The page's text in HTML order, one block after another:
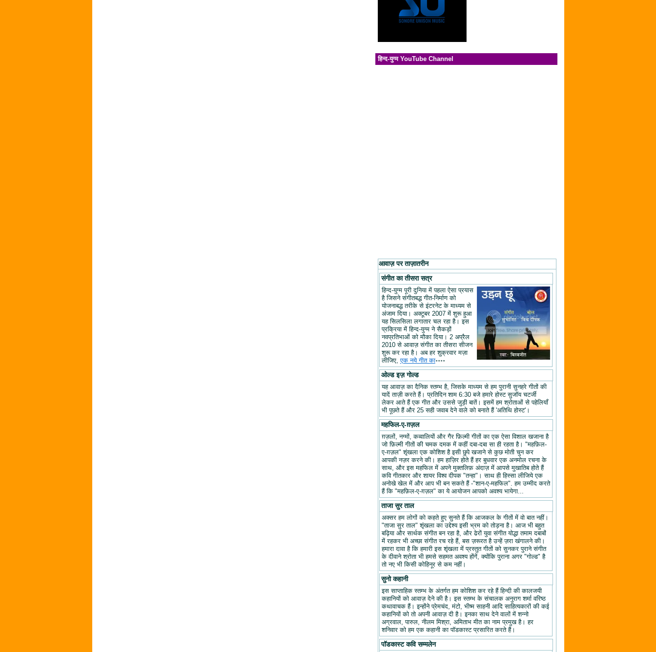
हिन्द-युग्म YouTube Channel
आवाज़ पर ताज़ातरीन
संगीत का तीसरा सत्र
हिन्द-युग्म पूरी दुनिया में पहला ऐसा प्रयास
है जिसने संगीतबद्ध गीत-निर्माण को
योजनाबद्ध तरीके से इंटरनेट के माध्यम से
अंजाम दिया। अक्टूबर 2007 में शुरू हुआ
यह सिलसिला लगातार चल रहा है। इस
प्रक्रिया में हिन्द-युग्म ने सैकड़ों
नवप्रतिभाओं को मौका दिया। 2 अप्रैल
2010 से आवाज़ संगीत का तीसरा सीजन
शुरू कर रहा है। अब हर शुक्रवार मज़ा
लीजिए,एक नये गीत का॰॰॰॰
ओल्ड इज़ गोल्ड
यह आवाज़ का दैनिक स्तम्भ है, जिसके माध्यम से हम पुरानी सुनहरे गीतों की
यादें ताज़ी करते हैं। प्रतिदिन शाम 6:30 बजे हमारे होस्ट सुजॉय चटर्जी
लेकर आते हैं एक गीत और उससे जुड़ी बातें। इसमें हम श्रोताओं से पहेलियाँ
भी पूछते हैं और 25 सही जवाब देने वाले को बनाते हैं 'अतिथि होस्ट'।
महफिल-ए-ग़ज़ल
ग़ज़लों, नग्मों, कव्वालियों और गैर फ़िल्मी गीतों का एक ऐसा विशाल खजाना है
जो फ़िल्मी गीतों की चमक दमक में कहीं दबा-दबा सा ही रहता है। "महफ़िल-
ए-ग़ज़ल" शृंखला एक कोशिश है इसी छुपे खजाने से कुछ मोती चुन कर
आपकी नज़र करने की। हम हाज़िर होते हैं हर बुधवार एक अनमोल रचना के
साथ, और इस महफिल में अपने मुक्तलिफ़ अंदाज़ में आपसे मुखातिब होते हैं
कवि गीतकार और शायर विश्व दीपक "तन्हा"। साथ ही हिस्सा लीजिये एक
अनोखे खेल में और आप भी बन सकते हैं -"शान-ए-महफिल". हम उम्मीद करते
हैं कि "महफ़िल-ए-ग़ज़ल" का ये आयोजन आपको अवश्य भायेगा...
ताजा सुर ताल
अक्सर हम लोगों को कहते हुए सुनते हैं कि आजकल के गीतों में वो बात नहीं।
"ताजा सुर ताल" शृंखला का उद्देश्य इसी भ्रम को तोड़ना है। आज भी बहुत
बढ़िया और सार्थक संगीत बन रहा है, और ढेरों युवा संगीत योद्धा तमाम दबाबों
में रहकर भी अच्छा संगीत रच रहे हैं, बस ज़रूरत है उन्हें ज़रा खंगालने की।
हमारा दावा है कि हमारी इस शृंखला में प्रस्तुत गीतों को सुनकर पुराने संगीत
के दीवाने श्रोता भी हमसे सहमत अवश्य होंगें, क्योंकि पुराना अगर "गोल्ड" है
तो नए भी किसी कोहिनूर से कम नहीं।
सुनो कहानी
इस साप्ताहिक स्तम्भ के अंतर्गत हम कोशिश कर रहे हैं हिन्दी की कालजयी
कहानियों को आवाज़ देने की है। इस स्तम्भ के संचालक अनुराग शर्मा वरिष्ठ
कथावाचक हैं। इन्होंने प्रेमचंद, मंटो, भीष्म साहनी आदि साहित्यकारों की कई
कहानियों को तो अपनी आवाज़ दी है। इनका साथ देने वालों में शन्नो
अग्रवाल, पारुल, नीलम मिश्रा, अमिताभ मीत का नाम प्रमुख है। हर
शनिवार को हम एक कहानी का पॉडकास्ट प्रसारित करते हैं।
पॉडकास्ट कवि सम्मलेन